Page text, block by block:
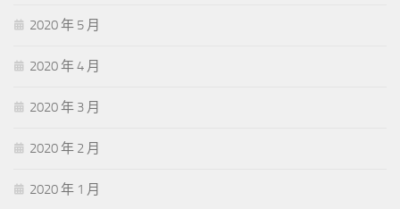
2020 年 5 月
2020 年 4 月
2020 年 3 月
2020 年 2 月
2020 年 1 月